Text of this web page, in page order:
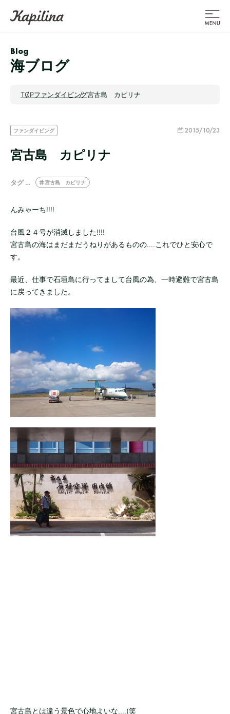
Blog
海ブログ
TOPファンダイビング宮古島 カピリナ
ファンダイビング 2015/10/23
宮古島 カピリナ
タグ … 宮古島 カピリナ
んみゃーち!!!!
台風２４号が消滅しました!!!!
宮古島の海はまだまだうねりがあるものの....これでひと安心で
す。
最近、仕事で石垣島に行ってまして台風の為、一時避難で宮古島
に戻ってきました。
宮古島とは違う景色で心地よいな....(笑